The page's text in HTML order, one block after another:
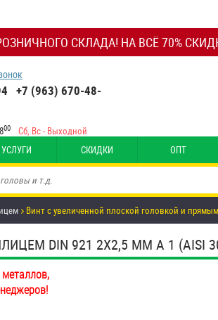
СКЛАДА! НА ВСЁ 70%
+7 (963) 670-48-
00 Сб, Вс - Выходной
УСЛУГИ СКИДКИ ОПТ
Винт с увеличенной плоской головкой и
DIN 921 2Х2,5 ММ А 1 (AISI